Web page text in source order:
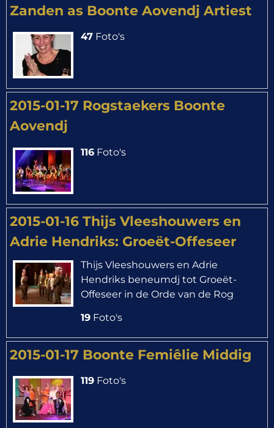
Zanden as Boonte Aovendj Artiest
47 Foto's
2015-01-17 Rogstaekers Boonte
Aovendj
116 Foto's
2015-01-16 Thijs Vleeshouwers en
Adrie Hendriks: Groeët-Offeseer
Thijs Vleeshouwers en Adrie
Hendriks beneumdj tot Groeët-
Offeseer in de Orde van de Rog
19 Foto's
2015-01-17 Boonte Femiêlie Middig
119 Foto's